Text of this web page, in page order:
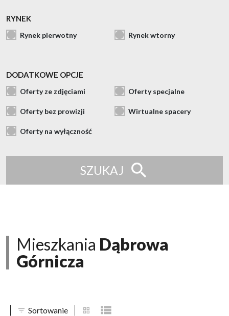
RYNEK
Rynek pierwotny Rynek wtorny
DODATKOWE OPCJE
Oferty ze zdjęciami Oferty specjalne
Oferty bez prowizji Wirtualne spacery
Oferty na wyłączność
SZUKAJ
Mieszkania Dąbrowa
Górnicza
Sortowanie